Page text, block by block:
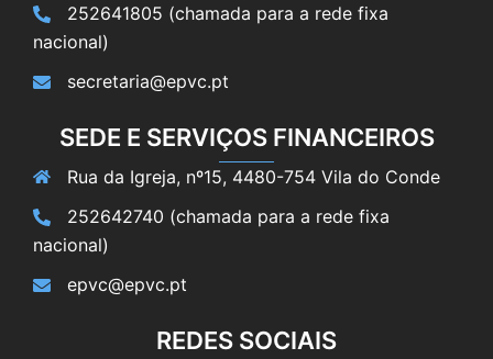
252641805 (chamada para a rede fixa
nacional)
secretaria@epvc.pt
SEDE E SERVIÇOS FINANCEIROS
Rua da Igreja, nº15, 4480-754 Vila do Conde
252642740 (chamada para a rede fixa
nacional)
epvc@epvc.pt
REDES SOCIAIS